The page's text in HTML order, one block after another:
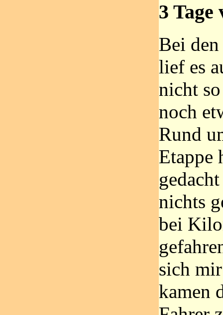
3 Tage
Bei den
lief es
nicht
noch
Rund
Etappe
nichts
bei
sich
kamen